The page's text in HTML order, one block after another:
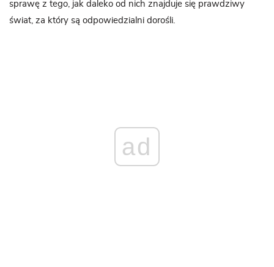
sprawę z tego, jak daleko od nich znajduje się prawdziwy
świat, za który są odpowiedzialni dorośli.
ad